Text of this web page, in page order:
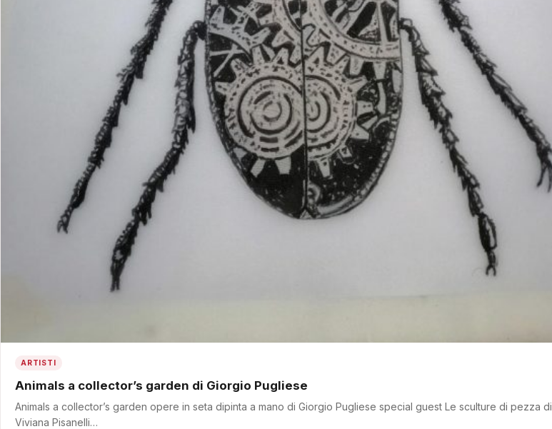
ARTISTI
Animals a collector’s garden di Giorgio Pugliese
Animals a collector’s garden opere in seta dipinta a mano di Giorgio Pugliese special guest Le sculture di pezza di
Viviana Pisanelli…